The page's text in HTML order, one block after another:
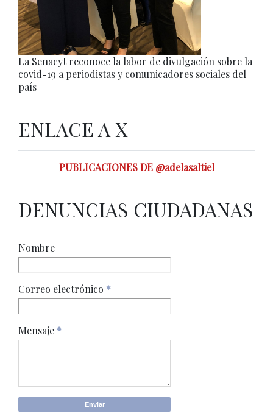
La Senacyt reconoce la labor de divulgación sobre la
covid-19 a periodistas y comunicadores sociales del
país
ENLACE A X
PUBLICACIONES DE @adelasaltiel
DENUNCIAS CIUDADANAS
Nombre
Correo electrónico *
Mensaje *